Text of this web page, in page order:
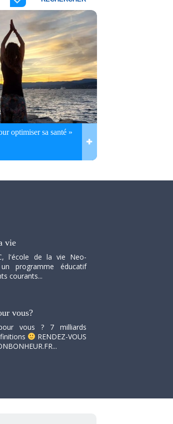
optimiser sa santé »
vie
l'école de la vie Neo-
programme éducatif
courants...
vous?
vous ? 7 milliards
RENDEZ-VOUS